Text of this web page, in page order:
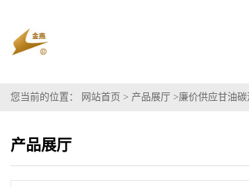
您当前的位置： 网站首页 > 产品展厅 >廉价供应甘油
产品展厅